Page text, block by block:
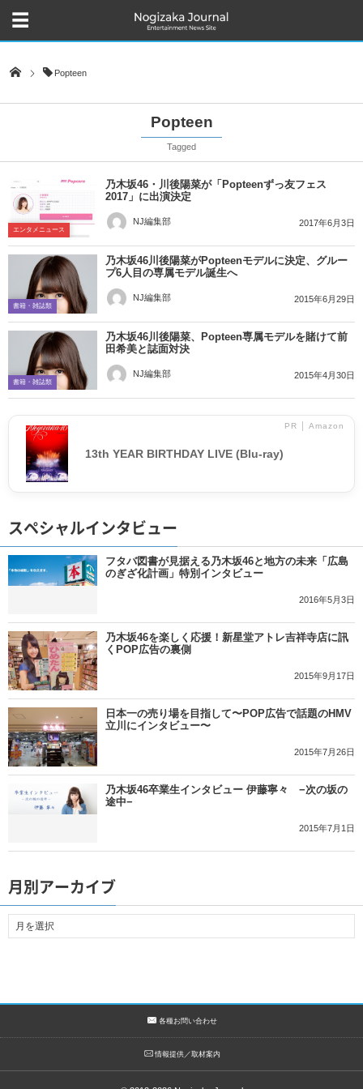
Popteen
Popteen
Tagged
エンタメニュース
乃木坂46・川後陽菜が「Popteenずっ友フェス
2017」に出演決定
NJ編集部 2017年6月3日
書籍・雑誌類
乃木坂46川後陽菜がPopteenモデルに決定、グルー
プ6人目の専属モデル誕生へ
NJ編集部 2015年6月29日
書籍・雑誌類
乃木坂46川後陽菜、Popteen専属モデルを賭けて前
田希美と誌面対決
NJ編集部 2015年4月30日
PR │ Amazon
13th YEAR BIRTHDAY LIVE (Blu-ray)
スペシャルインタビュー
フタバ図書が見据える乃木坂46と地方の未来「広島
のぎざ化計画」特別インタビュー
2016年5月3日
乃木坂46を楽しく応援！新星堂アトレ吉祥寺店に訊
くPOP広告の裏側
2015年9月17日
日本一の売り場を目指して〜POP広告で話題のHMV
立川にインタビュー〜
2015年7月26日
乃木坂46卒業生インタビュー 伊藤寧々 −次の坂の
途中−
2015年7月1日
月別アーカイブ
各種お問い合わせ
情報提供／取材案内